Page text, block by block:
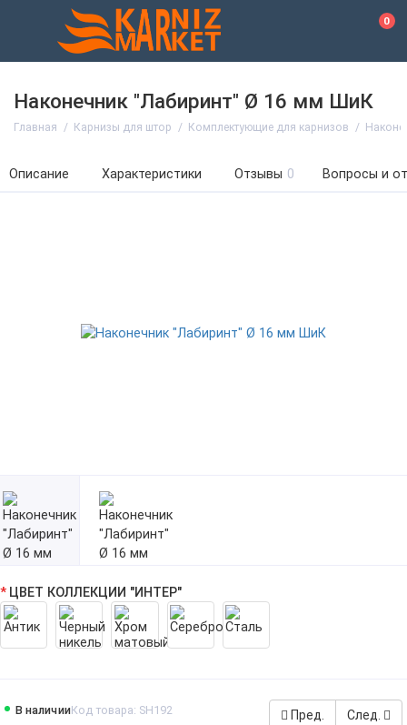
0
Наконечник "Лабиринт" Ø 16 мм ШиК
Главная Карнизы для штор Комплектующие для карнизов
Описание Характеристики Отзывы 0 Вопросы и
Пред. След.
В наличииКод товара: SH192
ЦВЕТ КОЛЛЕКЦИИ "ИНТЕР"